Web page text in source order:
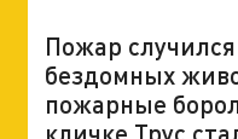
Пожар
бездомных
пожарные
кличке Трус